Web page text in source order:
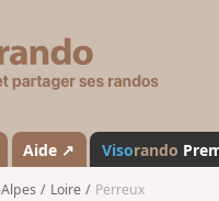
s
a
n
Aide ↗ Visorando
Loire Perreux